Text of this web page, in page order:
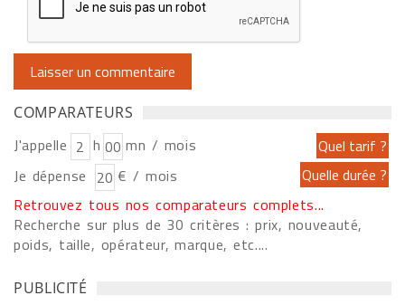
COMPARATEURS
J'appelle h
mn / mois
Je dépense
€ / mois
Retrouvez tous nos comparateurs complets...
Recherche sur plus de 30 critères : prix, nouveauté,
poids, taille, opérateur, marque, etc....
PUBLICITÉ